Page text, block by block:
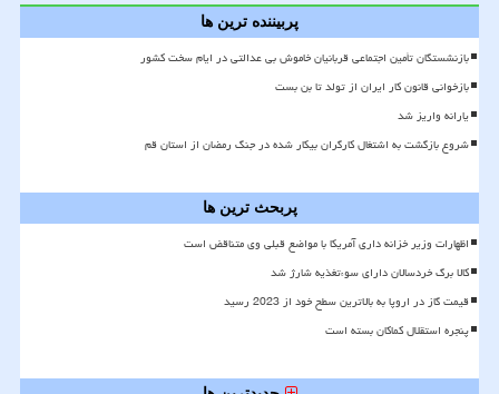
پربیننده ترین ها
بازنشستگان تأمین اجتماعی قربانیان خاموش بی عدالتی در ایام سخت کشور
بازخوانی قانون کار ایران از تولد تا بن بست
یارانه واریز شد
شروع بازگشت به اشتغال کارگران بیکار شده در جنگ رمضان از استان قم
پربحث ترین ها
اظهارات وزیر خزانه داری آمریکا با مواضع قبلی وی متناقض است
کالا برگ خردسالان دارای سوءتغذیه شارژ شد
قیمت گاز در اروپا به بالاترین سطح خود از 2023 رسید
پنجره استقلال کماکان بسته است